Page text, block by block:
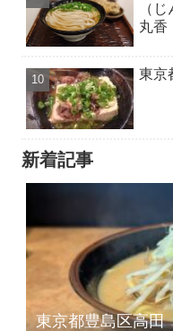
（
丸香
東京
新着記事
東京都豊島区高田